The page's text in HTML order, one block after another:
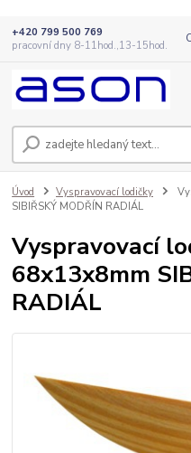
+420 799 500 769
pracovní dny 8-11hod.,13-15hod.
Úvod Vyspravovací lodičky
SIBIŘSKÝ MODŘÍN RADIÁL
Vyspravovací
68x13x8mm
RADIÁL